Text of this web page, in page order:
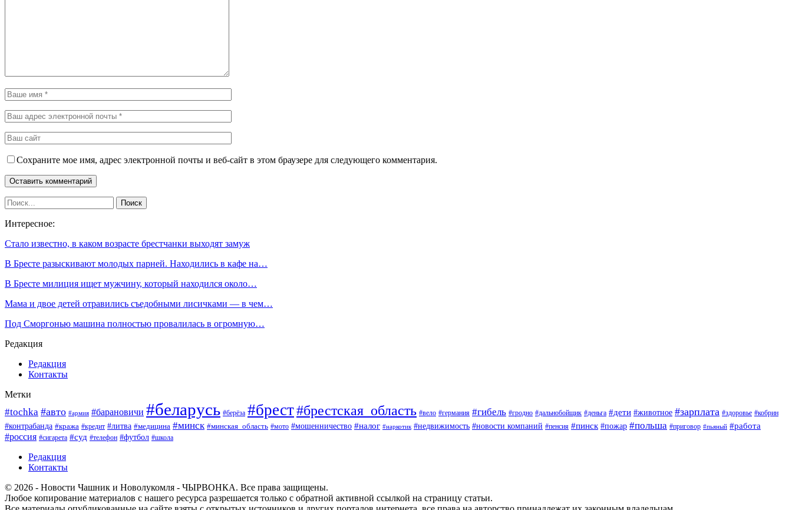
Сохраните мое имя, адрес электронной почты и веб-сайт в этом браузере для следующего комментария.
Интересное:
Стало известно, в каком возрасте брестчанки выходят замуж
В Бресте разыскивают молодых парней. Находились в кафе на…
В Бресте милиция ищет мужчину, который находился около…
Мама и двое детей отравились съедобными лисичками — в чем…
Под Сморгонью машина полностью провалилась в огромную…
Редакция
Редакция
Контакты
Метки
#tochka #авто #армия #барановичи #беларусь #берёза #брест#брестская_область #вело #германия #гибель #гродно #дальнобойщик #деньга #дети #животное #зарплата #здоровье #кобрин
#контрабанда #кража #кредит #литва #медицина #минск #минская_область #мото #мошенничество #налог #наркотик #недвижимость #новости компаний #пенсия #пинск #пожар #польша #приговор #пьяный #работа
#россия #сигарета #суд #телефон #футбол #школа
Редакция
Контакты
© 2026 - Новости Чашник и Новолукомля - ЧЫРВОНКА. Все права защищены.
Любое копирование материалов с нашего ресурса разрешается только с обратной активной ссылкой на страницу статьи.